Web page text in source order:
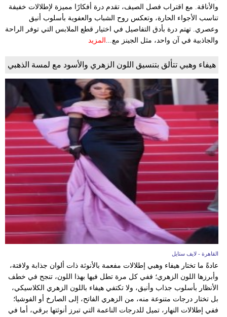
والأناقة. مع اقتراب فصل الصيف، تقدم درة أفكارًا مميزة لإطلالات خفيفة
تناسب الأجواء الحارة، وتعكس روح الشباب والعفوية بأسلوب أنيق
وعصري. تهتم درة بأدق التفاصيل في اختيار قطع الملابس التي توفر الراحة
والجاذبية في آن واحد، مثل الجينز مع... المزيد
هيفاء وهبي تتألق بتنسيق اللون الزهري والأسود مع لمسة الذهبي
القاهرة - لايف ستايل
عادةً ما تختار هيفاء وهبي إطلالات مفعمة بالأنوثة ذات ألوان جذابة ولافتة،
وأبرزها اللون الزهري؛ ففي كل مرة تطل فيها بهذا اللون، تنجح في خطف
الأنظار بأسلوب جذاب وأنيق، ولا تكتفي هيفاء باللون الزهري الكلاسيكي،
بل تختار درجات متنوعة منه، من الزهري الفاتح، إلى الصارخ أو الفوشيا؛
ففي إطلالات النهار، تميل للدرجات الناعمة التي تبرز أنوثتها برقي، أما في